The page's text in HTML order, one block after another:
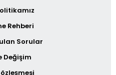
Rehberi
Sorular
Değişim